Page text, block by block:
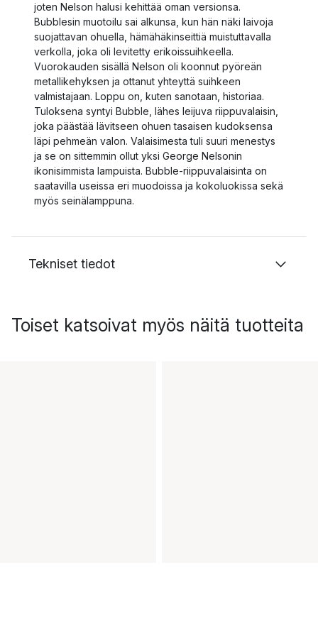
joten Nelson halusi kehittää oman versionsa.
Bubblesin muotoilu sai alkunsa, kun hän näki laivoja
suojattavan ohuella, hämähäkinseittiä muistuttavalla
verkolla, joka oli levitetty erikoissuihkeella.
Vuorokauden sisällä Nelson oli koonnut pyöreän
metallikehyksen ja ottanut yhteyttä suihkeen
valmistajaan. Loppu on, kuten sanotaan, historiaa.
Tuloksena syntyi Bubble, lähes leijuva riippuvalaisin,
joka päästää lävitseen ohuen tasaisen kudoksensa
läpi pehmeän valon. Valaisimesta tuli suuri menestys
ja se on sittemmin ollut yksi George Nelsonin
ikonisimmista lampuista. Bubble-riippuvalaisinta on
saatavilla useissa eri muodoissa ja kokoluokissa sekä
myös seinälamppuna.
Tekniset tiedot
Toiset katsoivat myös näitä tuotteita